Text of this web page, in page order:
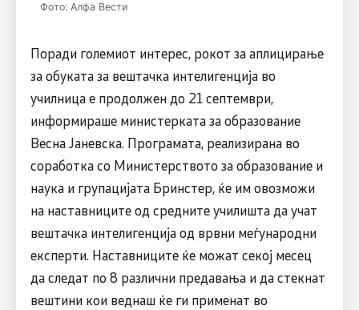
Фото: Алфа Вести
Поради големиот интерес, рокот за аплицирање
за обуката за вештачка интелигенција во
училница е продолжен до 21 септември,
информираше министерката за образование
Весна Јаневска. Програмата, реализирана во
соработка со Министерството за образование и
наука и групацијата Бринстер, ќе им овозможи
на наставниците од средните училишта да учат
вештачка интелигенција од врвни меѓународни
експерти. Наставниците ќе можат секој месец
да следат по 8 различни предавања и да стекнат
вештини кои веднаш ќе ги применат во